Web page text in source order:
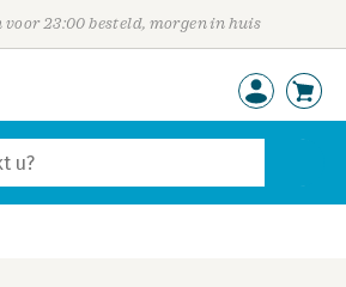
voor 23:00 besteld, morgen in huis